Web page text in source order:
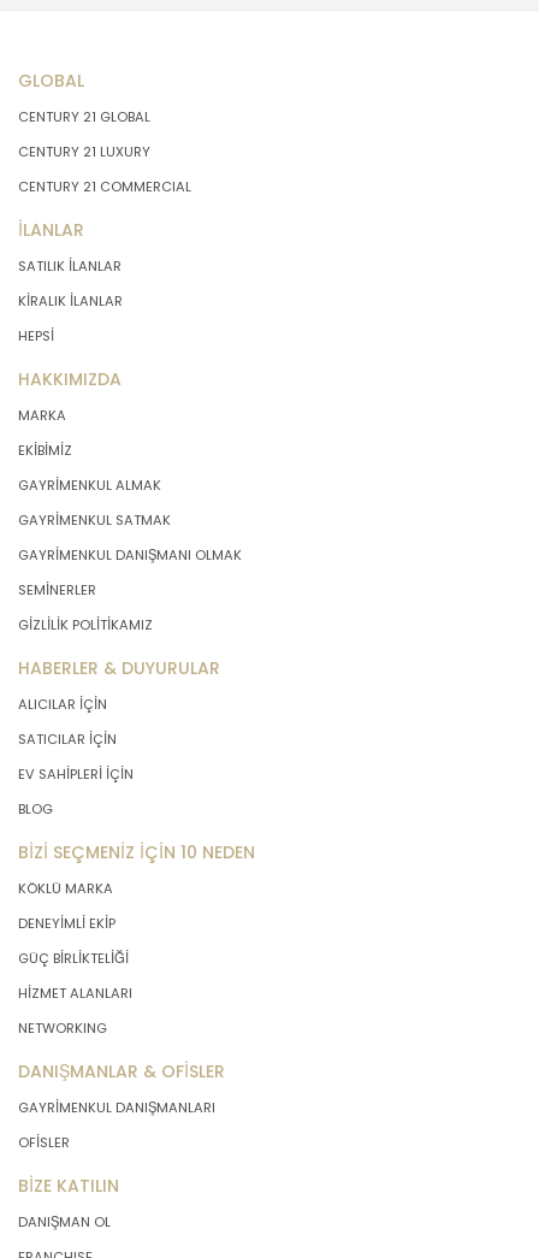
GLOBAL
CENTURY 21 GLOBAL
CENTURY 21 LUXURY
CENTURY 21 COMMERCIAL
İLANLAR
SATILIK İLANLAR
KİRALIK İLANLAR
HEPSİ
HAKKIMIZDA
MARKA
EKİBİMİZ
GAYRİMENKUL ALMAK
GAYRİMENKUL SATMAK
GAYRİMENKUL DANIŞMANI OLMAK
SEMİNERLER
GİZLİLİK POLİTİKAMIZ
HABERLER & DUYURULAR
ALICILAR İÇİN
SATICILAR İÇİN
EV SAHİPLERİ İÇİN
BLOG
BİZİ SEÇMENİZ İÇİN 10 NEDEN
KÖKLÜ MARKA
DENEYİMLİ EKİP
GÜÇ BİRLİKTELİĞİ
HİZMET ALANLARI
NETWORKING
DANIŞMANLAR & OFİSLER
GAYRİMENKUL DANIŞMANLARI
OFİSLER
BİZE KATILIN
DANIŞMAN OL